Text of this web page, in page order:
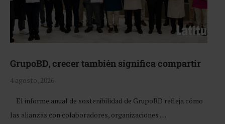
GrupoBD, crecer también significa compartir
4 agosto, 2026
El informe anual de sostenibilidad de GrupoBD refleja cómo
las alianzas con colaboradores, organizaciones …